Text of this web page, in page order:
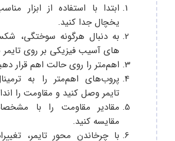
ابتدا با استفاده از ابزار
یخچال جدا کنید.
به دنبال هرگونه سوختگی،
های آسیب فیزیکی بر روی تایمر
اهم‌متر را روی حالت اهم قرار
پروب‌های اهم‌متر را به
تایمر وصل کنید و مقاومت را
مقادیر مقاومت را با
مقایسه کنید.
با چرخاندن محور تایمر،